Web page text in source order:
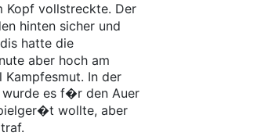
Kopf vollstreckte. Der
hinten sicher und
hatte die
aber hoch am
In der
wurde es f�r den Auer
wollte, aber